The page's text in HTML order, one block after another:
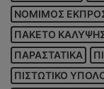
ΝΟΜΙΜΟΣ
ΠΑΚΕΤΟ
ΠΑΡΑΣΤΑΤΙΚΑ
ΠΙΣΤΩΤΙΚΟ